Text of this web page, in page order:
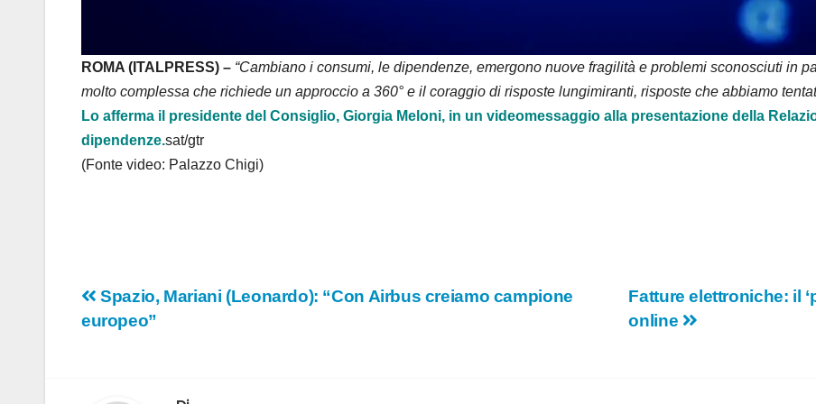
e
o
ROMA (ITALPRESS) – “Cambiano i consumi, le dipendenze, emergono nuove fragilità e problemi sconosciuti in
molto complessa che richiede un approccio a 360° e il coraggio di risposte lungimiranti, risposte che abbiamo
Lo afferma il presidente del Consiglio, Giorgia Meloni, in un videomessaggio alla presentazione della
dipendenze.sat/gtr
(Fonte video: Palazzo Chigi)
Navigazione
articoli
Fatture elettroniche: il
online
Spazio, Mariani (Leonardo): “Con Airbus creiamo campione
europeo”